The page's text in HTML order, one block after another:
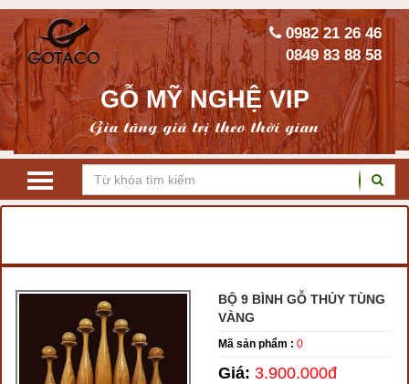
GỖ MỸ NGHỆ VIP
Gia tăng giá trị theo thời gian
0982 21 26 46
0849 83 88 58
BỘ 9 BÌNH GỖ THỦY TÙNG
VÀNG
Mã sản phẩm : 0
Giá: 3.900.000đ